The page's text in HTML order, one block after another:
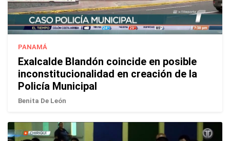
PANAMÁ
Exalcalde Blandón coincide en posible
inconstitucionalidad en creación de la
Policía Municipal
Benita De León